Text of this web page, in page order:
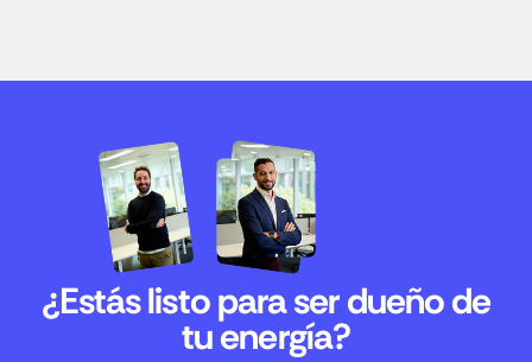
¿Estás listo para ser dueño de
tu energía?